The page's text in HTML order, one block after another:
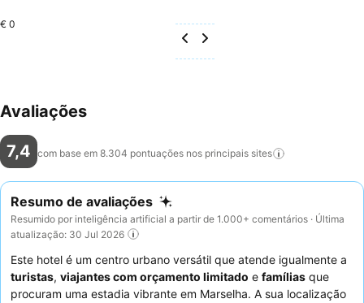
€ 0
Avaliações
7,4 com base em 8.304 pontuações nos principais sites
Resumo de avaliações
Resumido por inteligência artificial a partir de 1.000+ comentários · Última
atualização: 30 Jul 2026
Este hotel é um centro urbano versátil que atende igualmente a
turistas, viajantes com orçamento limitado e famílias que
procuram uma estadia vibrante em Marselha. A sua localização